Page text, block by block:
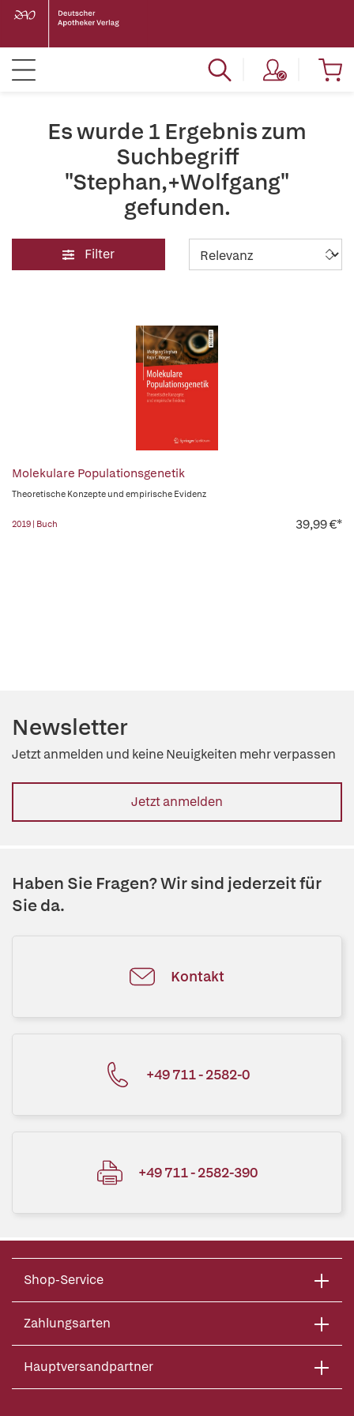
Es wurde 1 Ergebnis zum
Suchbegriff
"Stephan,+Wolfgang"
gefunden.
Filter
Molekulare Populationsgenetik
Theoretische Konzepte und empirische Evidenz
2019 | Buch 39,99 €*
Newsletter
Jetzt anmelden und keine Neuigkeiten mehr verpassen
Jetzt anmelden
Haben Sie Fragen? Wir sind jederzeit für
Sie da.
Kontakt
+49 711 - 2582-0
+49 711 - 2582-390
Shop-Service
Zahlungsarten
Hauptversandpartner